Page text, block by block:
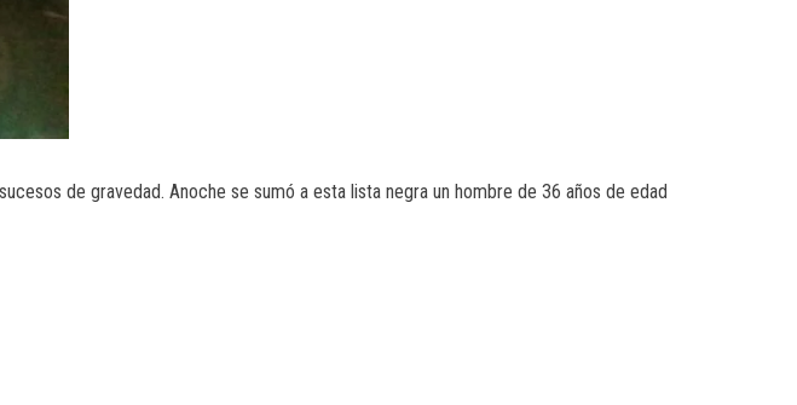
de gravedad. Anoche se sumó a esta lista negra un hombre de 36 años de edad